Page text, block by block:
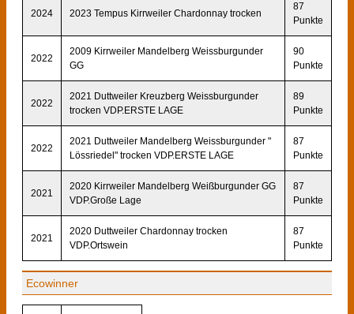
2024 2023 Tempus Kirrweiler Chardonnay trocken
87
Punkte
2022
2009 Kirrweiler Mandelberg Weissburgunder
GG
90
Punkte
2022
2021 Duttweiler Kreuzberg Weissburgunder
trocken VDP.ERSTE LAGE
89
Punkte
2022
2021 Duttweiler Mandelberg Weissburgunder "
Lössriedel" trocken VDP.ERSTE LAGE
87
Punkte
2021
2020 Kirrweiler Mandelberg Weißburgunder GG
VDP.Große Lage
87
Punkte
2021
2020 Duttweiler Chardonnay trocken
VDP.Ortswein
87
Punkte
Ecowinner